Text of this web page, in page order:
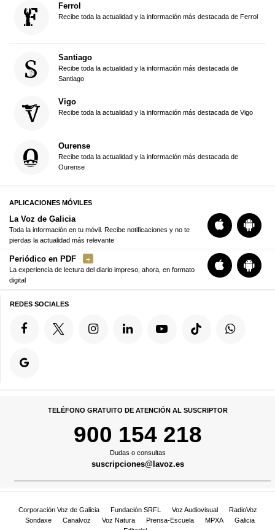
Ferrol
Recibe toda la actualidad y la información más destacada de Ferrol
Santiago
Recibe toda la actualidad y la información más destacada de
Santiago
Vigo
Recibe toda la actualidad y la información más destacada de Vigo
Ourense
Recibe toda la actualidad y la información más destacada de
Ourense
APLICACIONES MÓVILES
La Voz de Galicia
Toda la información en tu móvil. Recibe notificaciones y no te
pierdas la actualidad más relevante
Periódico en PDF
La experiencia de lectura del diario impreso, ahora, en formato
digital
REDES SOCIALES
TELÉFONO GRATUITO DE ATENCIÓN AL SUSCRIPTOR
900 154 218
Dudas o consultas
suscripciones@lavoz.es
Corporación Voz de Galicia Fundación SRFL Voz Audiovisual
RadioVoz
Sondaxe
Canalvoz Voz Natura Prensa-Escuela MPXA
Galicia